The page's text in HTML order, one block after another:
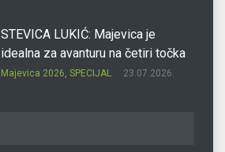
STEVICA LUKIĆ: Majevica je
idealna za avanturu na četiri točka
Majevica 2026, SPECIJAL 23.07.2026.